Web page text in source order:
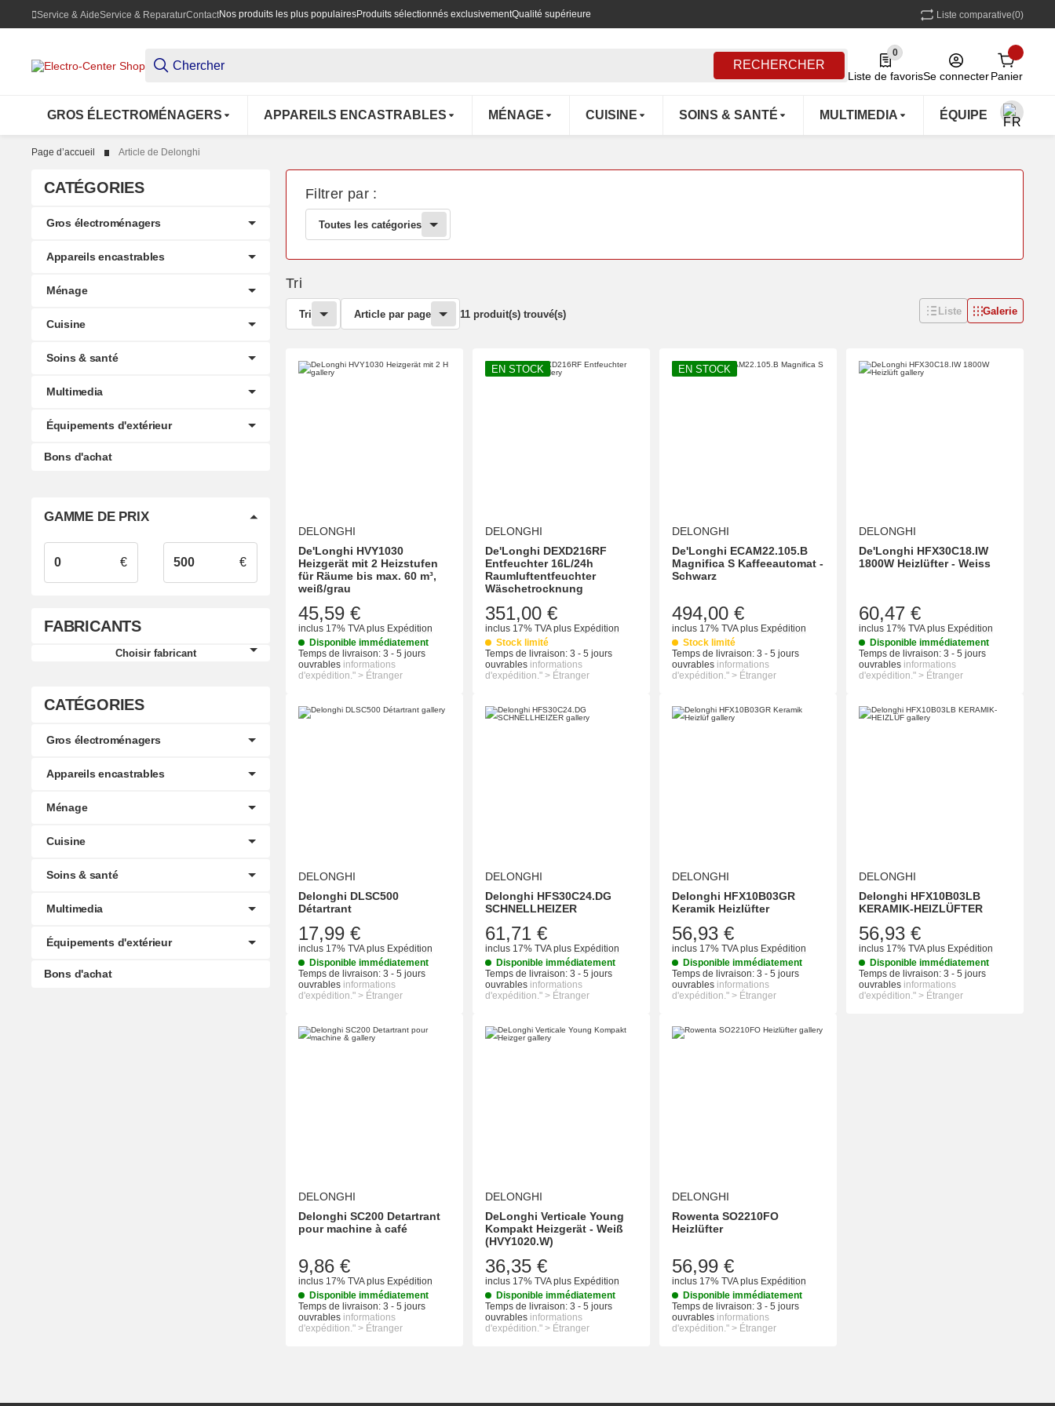
Service & AideService & ReparaturContactNos produits les plus populairesProduits sélectionnés exclusivementQualité supérieure Liste comparative(0)
RECHERCHER
0
0 Produkte in der Liste
Liste de favorisSe connecterPanier
GROS ÉLECTROMÉNAGERS APPAREILS ENCASTRABLES MÉNAGE CUISINE SOINS & SANTÉ MULTIMEDIA ÉQUIPEMENTS
Page d’accueil Article de Delonghi
Filtrer par :
Toutes les catégories
Tri
Tri Article par page 11 produit(s) trouvé(s) Liste Galerie
DELONGHI
De'Longhi HVY1030
Heizgerät mit 2 Heizstufen
für Räume bis max. 60 m³,
weiß/grau
45,59 €
inclus 17% TVAplus Expédition
Disponible immédiatement
Temps de livraison: 3 - 5 jours
ouvrables informations
d'expédition." > Étranger
EN STOCK
DELONGHI
De'Longhi DEXD216RF
Entfeuchter 16L/24h
Raumluftentfeuchter
Wäschetrocknung
351,00 €
inclus 17% TVAplus Expédition
Stock limité
Temps de livraison: 3 - 5 jours
ouvrables informations
d'expédition." > Étranger
EN STOCK
DELONGHI
De'Longhi ECAM22.105.B
Magnifica S Kaffeeautomat -
Schwarz
494,00 €
inclus 17% TVAplus Expédition
Stock limité
Temps de livraison: 3 - 5 jours
ouvrables informations
d'expédition." > Étranger
DELONGHI
De'Longhi HFX30C18.IW
1800W Heizlüfter - Weiss
60,47 €
inclus 17% TVAplus Expédition
Disponible immédiatement
Temps de livraison: 3 - 5 jours
ouvrables informations
d'expédition." > Étranger
DELONGHI
Delonghi DLSC500
Détartrant
17,99 €
inclus 17% TVAplus Expédition
Disponible immédiatement
Temps de livraison: 3 - 5 jours
ouvrables informations
d'expédition." > Étranger
DELONGHI
Delonghi HFS30C24.DG
SCHNELLHEIZER
61,71 €
inclus 17% TVAplus Expédition
Disponible immédiatement
Temps de livraison: 3 - 5 jours
ouvrables informations
d'expédition." > Étranger
DELONGHI
Delonghi HFX10B03GR
Keramik Heizlüfter
56,93 €
inclus 17% TVAplus Expédition
Disponible immédiatement
Temps de livraison: 3 - 5 jours
ouvrables informations
d'expédition." > Étranger
DELONGHI
Delonghi HFX10B03LB
KERAMIK-HEIZLÜFTER
56,93 €
inclus 17% TVAplus Expédition
Disponible immédiatement
Temps de livraison: 3 - 5 jours
ouvrables informations
d'expédition." > Étranger
DELONGHI
Delonghi SC200 Detartrant
pour machine à café
9,86 €
inclus 17% TVAplus Expédition
Disponible immédiatement
Temps de livraison: 3 - 5 jours
ouvrables informations
d'expédition." > Étranger
DELONGHI
DeLonghi Verticale Young
Kompakt Heizgerät - Weiß
(HVY1020.W)
36,35 €
inclus 17% TVAplus Expédition
Disponible immédiatement
Temps de livraison: 3 - 5 jours
ouvrables informations
d'expédition." > Étranger
DELONGHI
Rowenta SO2210FO
Heizlüfter
56,99 €
inclus 17% TVAplus Expédition
Disponible immédiatement
Temps de livraison: 3 - 5 jours
ouvrables informations
d'expédition." > Étranger
CATÉGORIES
Gros électroménagers
Appareils encastrables
Ménage
Cuisine
Soins & santé
Multimedia
Équipements d'extérieur
Bons d'achat
GAMME DE PRIX
€ €
FABRICANTS
Choisir fabricant
CATÉGORIES
Gros électroménagers
Appareils encastrables
Ménage
Cuisine
Soins & santé
Multimedia
Équipements d'extérieur
Bons d'achat